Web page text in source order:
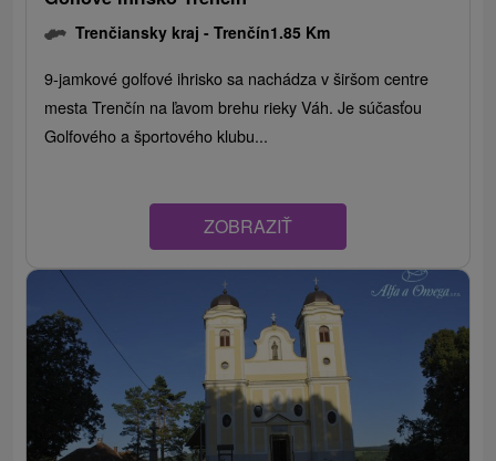
Trenčiansky kraj -Trenčín1.85 Km
9-jamkové golfové ihrisko sa nachádza v širšom centre
mesta Trenčín na ľavom brehu rieky Váh. Je súčasťou
Golfového a športového klubu...
ZOBRAZIŤ